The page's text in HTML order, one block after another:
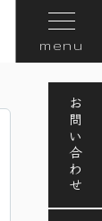
menu
お問い合わせ